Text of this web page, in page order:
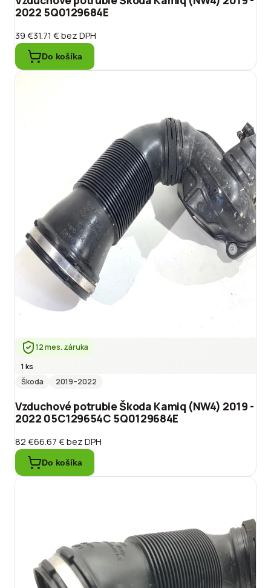
2022 5Q0129684E
39 €31.71 €bez DPH
Do košíka
12 mes. záruka
1 ks
Škoda
2019–2022
Vzduchové potrubie Škoda Kamiq (NW4) 2019 -
2022 05C129654C 5Q0129684E
82 €66.67 €bez DPH
Do košíka